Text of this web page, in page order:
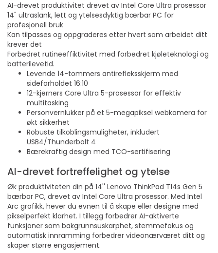
AI-drevet produktivitet drevet av Intel Core Ultra prosessor
14" ultraslank, lett og ytelsesdyktig bærbar PC for
profesjonell bruk
Kan tilpasses og oppgraderes etter hvert som arbeidet ditt
krever det
Forbedret rutineeffiktivitet med forbedret kjøleteknologi og
batterilevetid.
Levende 14-tommers antirefleksskjerm med
sideforholdet 16:10
12-kjerners Core Ultra 5-prosessor for effektiv
multitasking
Personvernlukker på et 5-megapiksel webkamera for
økt sikkerhet
Robuste tilkoblingsmuligheter, inkludert
USB4/Thunderbolt 4
Bærekraftig design med TCO-sertifisering
AI-drevet fortreffelighet og ytelse
Øk produktiviteten din på 14'' Lenovo ThinkPad T14s Gen 5
bærbar PC, drevet av Intel Core Ultra prosessor. Med Intel
Arc grafikk, hever du evnen til å skape eller designe med
pikselperfekt klarhet. I tillegg forbedrer AI-aktiverte
funksjoner som bakgrunnsuskarphet, stemmefokus og
automatisk innramming forbedrer videonærværet ditt og
skaper større engasjement.